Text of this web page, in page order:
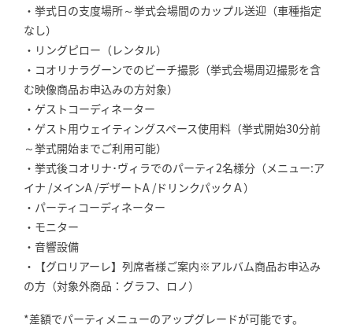
・挙式日の支度場所～挙式会場間のカップル送迎（車種指定
なし）
・リングピロー（レンタル）
・コオリナラグーンでのビーチ撮影（挙式会場周辺撮影を含
む映像商品お申込みの方対象）
・ゲストコーディネーター
・ゲスト用ウェイティングスペース使用料（挙式開始30分前
～挙式開始までご利用可能）
・挙式後コオリナ･ヴィラでのパーティ2名様分（メニュー:ア
イナ /メインA /デザートA /ドリンクパックＡ）
・パーティコーディネーター
・モニター
・音響設備
・【グロリアーレ】列席者様ご案内※アルバム商品お申込み
の方（対象外商品：グラフ、ロノ）
*差額でパーティメニューのアップグレードが可能です。